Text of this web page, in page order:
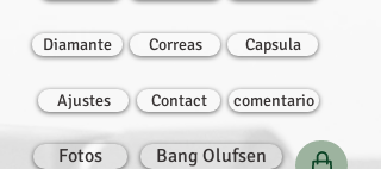
Diamante Correas Capsula
Ajustes Contact comentario
Fotos Bang Olufsen